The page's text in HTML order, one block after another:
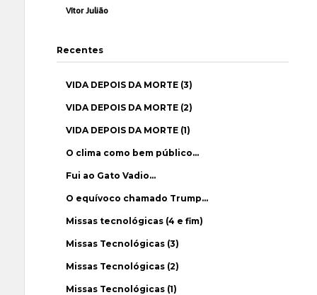
Vítor Julião
Recentes
VIDA DEPOIS DA MORTE (3)
VIDA DEPOIS DA MORTE (2)
VIDA DEPOIS DA MORTE (1)
O clima como bem público…
Fui ao Gato Vadio…
O equívoco chamado Trump…
Missas tecnológicas (4 e fim)
Missas Tecnológicas (3)
Missas Tecnológicas (2)
Missas Tecnológicas (1)